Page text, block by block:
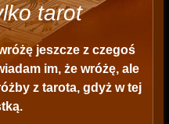
tarot
jeszcze z czegoś
im, że wróżę, ale
z tarota, gdyż w tej